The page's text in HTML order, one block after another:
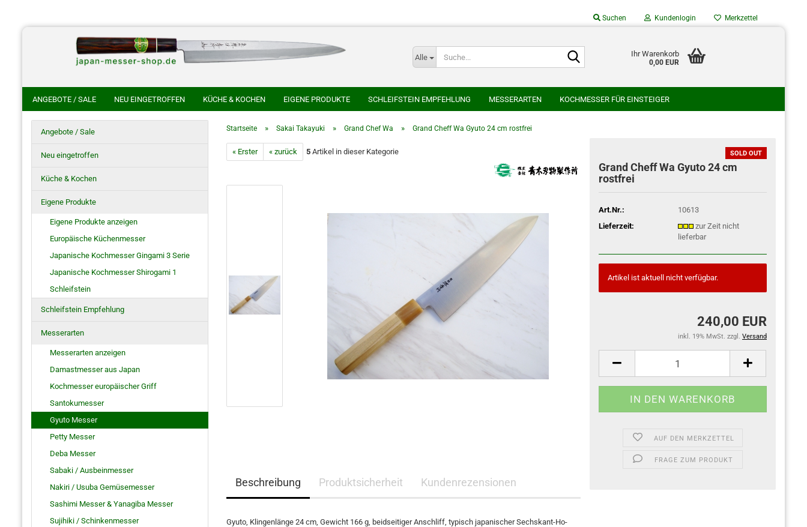
Suchen Kundenlogin
Passwort
Merkzettel
Alle Ihr Warenkorb
0,00 EUR
ANGEBOTE / SALE NEU EINGETROFFEN KÜCHE & KOCHEN EIGENE PRODUKTE SCHLEIFSTEIN EMPFEHLUNG MESSERARTEN KOCHMESSER FÜR EINSTEIGER
HANDGESCHMIEDETE KOCHMESSER HONYAKI HOCHO AOKI HAMONO AZAI ECHIZEN MARUKATSU
NAKAYA HEIJI SAKAI TAKAYUKI SHIGEFUSA SCHMIEDE WATANABE HAMONO
Startseite » Sakai Takayuki » Grand Chef Wa » Grand Cheff Wa Gyuto 24 cm rostfrei
« Erster « zurück 5 Artikel in dieser Kategorie SOLD OUT
Grand Cheff Wa Gyuto 24 cm
rostfrei
Art.Nr.:
10613
Lieferzeit:
zur Zeit nicht
lieferbar
Artikel ist aktuell nicht verfügbar.
240,00 EUR
inkl. 19% MwSt. zzgl. Versand
AUF DEN MERKZETTEL
FRAGE ZUM PRODUKT
Beschreibung Produktsicherheit Kundenrezensionen
Gyuto, Klingenlänge 24 cm, Gewicht 166 g, beidseitiger Anschliff, typisch japanischer Sechskant-Ho-
Angebote / Sale
Neu eingetroffen
Küche & Kochen
Eigene Produkte
Eigene Produkte anzeigen
Europäische Küchenmesser
Japanische Kochmesser Gingami 3 Serie
Japanische Kochmesser Shirogami 1
Schleifstein
Schleifstein Empfehlung
Messerarten
Messerarten anzeigen
Damastmesser aus Japan
Kochmesser europäischer Griff
Santokumesser
Gyuto Messer
Petty Messer
Deba Messer
Sabaki / Ausbeinmesser
Nakiri / Usuba Gemüsemesser
Sashimi Messer & Yanagiba Messer
Sujihiki / Schinkenmesser